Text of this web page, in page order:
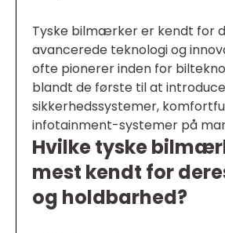
Tyske bilmærker er kendt for
avancerede teknologi og
ofte pionerer inden for
blandt de første til at
sikkerhedssystemer,
infotainment-systemer på
Hvilke tyske
mest kendt for
og holdbarhed?